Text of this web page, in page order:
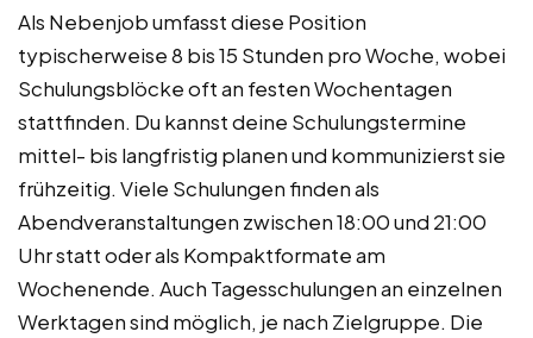
Als Nebenjob umfasst diese Position
typischerweise 8 bis 15 Stunden pro Woche, wobei
Schulungsblöcke oft an festen Wochentagen
stattfinden. Du kannst deine Schulungstermine
mittel- bis langfristig planen und kommunizierst sie
frühzeitig. Viele Schulungen finden als
Abendveranstaltungen zwischen 18:00 und 21:00
Uhr statt oder als Kompaktformate am
Wochenende. Auch Tagesschulungen an einzelnen
Werktagen sind möglich, je nach Zielgruppe. Die